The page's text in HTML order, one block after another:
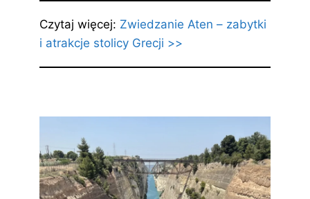
Czytaj więcej: Zwiedzanie Aten – zabytki
i atrakcje stolicy Grecji >>